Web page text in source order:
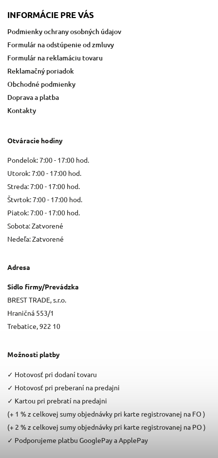
INFORMÁCIE PRE VÁS
Podmienky ochrany osobných údajov
Formulár na odstúpenie od zmluvy
Formulár na reklamáciu tovaru
Reklamačný poriadok
Obchodné podmienky
Doprava a platba
Kontakty
Otváracie hodiny
Pondelok: 7:00 - 17:00 hod.
Utorok: 7:00 - 17:00 hod.
Streda: 7:00 - 17:00 hod.
Štvrtok: 7:00 - 17:00 hod.
Piatok: 7:00 - 17:00 hod.
Sobota: Zatvorené
Nedeľa: Zatvorené
Adresa
Sídlo firmy/Prevádzka
BREST TRADE, s.r.o.
Hraničná 553/1
Trebatice, 922 10
Možnosti platby
✓ Hotovosť pri dodaní tovaru
✓ Hotovosť pri preberaní na predajni
✓ Kartou pri prebratí na predajni
(+ 1 % z celkovej sumy objednávky pri karte registrovanej na FO )
(+ 2 % z celkovej sumy objednávky pri karte registrovanej na PO )
✓ Podporujeme platbu GooglePay a ApplePay